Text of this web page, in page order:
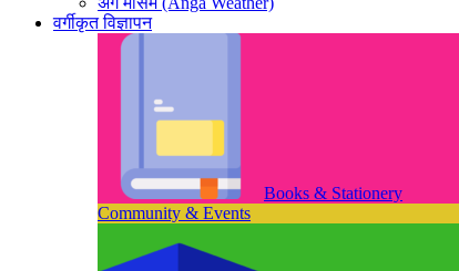
वर्गीकृत विज्ञापन
Books & Stationery
Community & Events